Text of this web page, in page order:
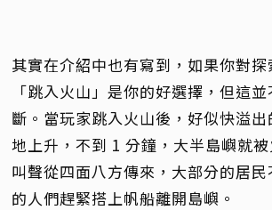
其實在介紹中也有寫到，如果你對探
「跳入火山」是你的好選擇，但這
斷。當玩家跳入火山後，好似快溢
地上升，不到 1 分鐘，大半島嶼就
叫聲從四面八方傳來，大部分的居
的人們趕緊搭上帆船離開島嶼。